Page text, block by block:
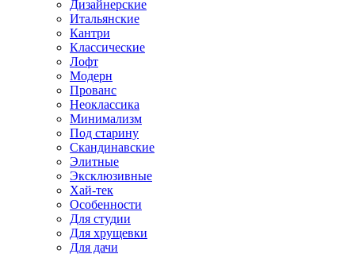
Дизайнерские
Итальянские
Кантри
Классические
Лофт
Модерн
Прованс
Неоклассика
Минимализм
Под старину
Скандинавские
Элитные
Эксклюзивные
Хай-тек
Особенности
Для студии
Для хрущевки
Для дачи